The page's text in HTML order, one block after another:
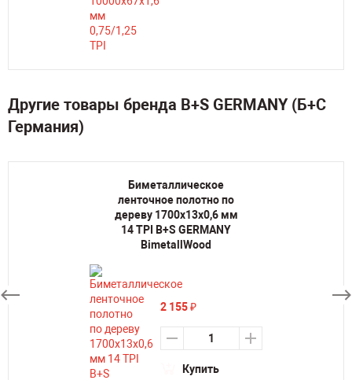
Другие товары бренда B+S GERMANY (Б+С
Германия)
Биметаллическое
ленточное полотно по
дереву 1700х13х0,6 мм
14 TPI B+S GERMANY
BimetallWood
2 155₽
Купить